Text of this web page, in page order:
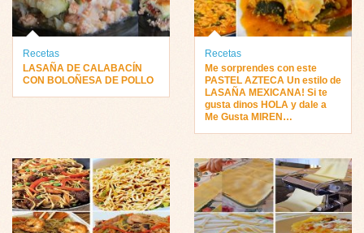
Recetas
LASAÑA DE CALABACÍN
CON BOLOÑESA DE POLLO
Recetas
Me sorprendes con este
PASTEL AZTECA Un estilo de
LASAÑA MEXICANA! Si te
gusta dinos HOLA y dale a
Me Gusta MIREN…